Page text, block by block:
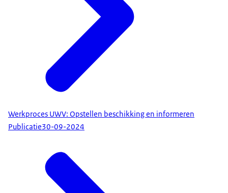
Werkproces UWV: Opstellen beschikking en informeren
Publicatie30-09-2024